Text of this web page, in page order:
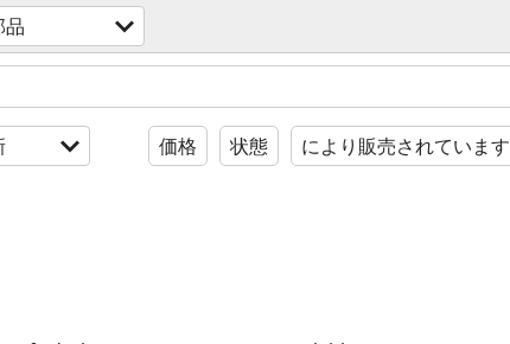
品
価格 状態 により販売されています